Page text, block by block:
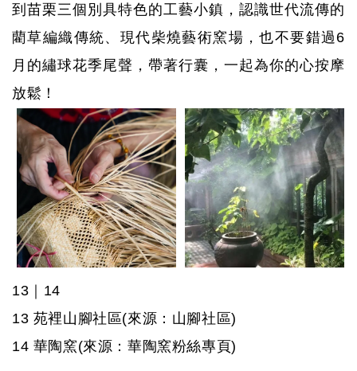
到苗栗三個別具特色的工藝小鎮，認識世代流傳的
藺草編織傳統、現代柴燒藝術窯場，也不要錯過 6
月的繡球花季尾聲，帶著行囊，一起為你的心按摩
放鬆！
13 ｜ 14
13 苑裡山腳社區(來源： 山腳社區)
14 華陶窯(來源：華陶窯粉絲專頁)